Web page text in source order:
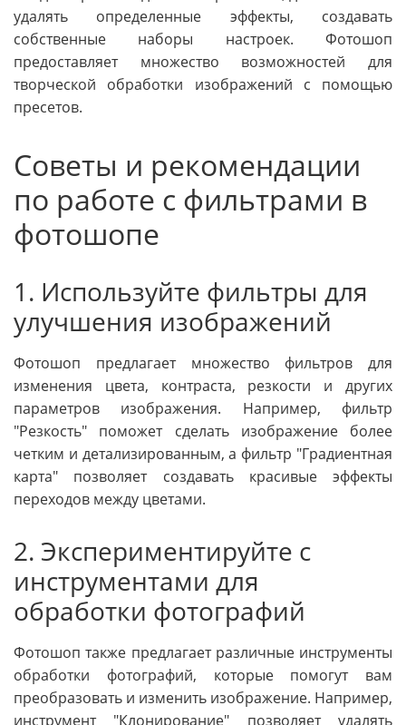
удалять определенные эффекты, создавать
собственные наборы настроек. Фотошоп
предоставляет множество возможностей для
творческой обработки изображений с помощью
пресетов.
Советы и рекомендации
по работе с фильтрами в
фотошопе
1. Используйте фильтры для
улучшения изображений
Фотошоп предлагает множество фильтров для
изменения цвета, контраста, резкости и других
параметров изображения. Например, фильтр
"Резкость" поможет сделать изображение более
четким и детализированным, а фильтр "Градиентная
карта" позволяет создавать красивые эффекты
переходов между цветами.
2. Экспериментируйте с
инструментами для
обработки фотографий
Фотошоп также предлагает различные инструменты
обработки фотографий, которые помогут вам
преобразовать и изменить изображение. Например,
инструмент "Клонирование" позволяет удалять